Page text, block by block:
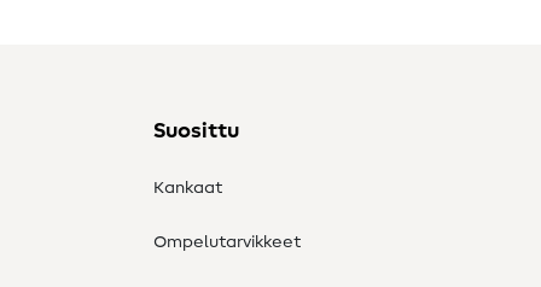
Suosittu
Kankaat
Ompelutarvikkeet